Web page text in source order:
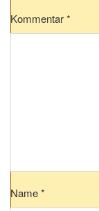
Kommentar*
Name*